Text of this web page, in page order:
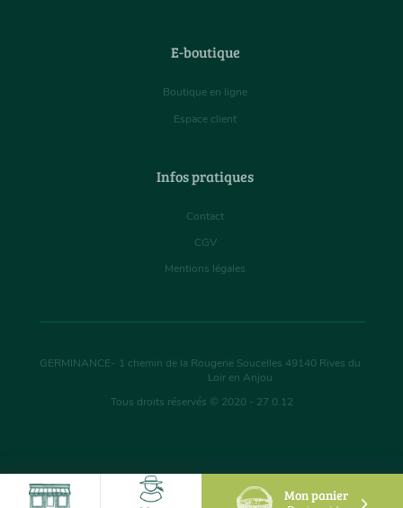
Mon panier
E-boutique
Boutique en ligne
Espace client
Infos pratiques
Contact
CGV
Mentions légales
GERMINANCE- 1 chemin de la Rougerie Soucelles 49140 Rives du
Loir en Anjou
Tous droits réservés © 2020 - 27.0.12